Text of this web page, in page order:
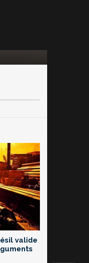
valide